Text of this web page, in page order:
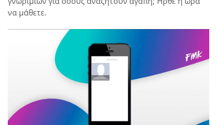
να μάθετε.